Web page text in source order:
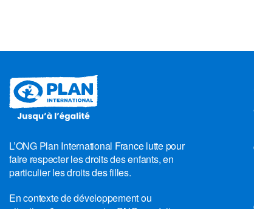
L’ONG Plan International France lutte pour
faire respecter les droits des enfants, en
particulier les droits des filles.
En contexte de développement ou